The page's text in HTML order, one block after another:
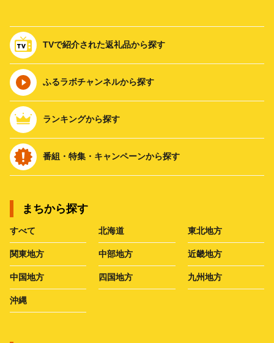
TVで紹介された返礼品から探す
ふるラボチャンネルから探す
ランキングから探す
番組・特集・キャンペーンから探す
まちから探す
すべて 北海道 東北地方
関東地方 中部地方 近畿地方
中国地方 四国地方 九州地方
沖縄